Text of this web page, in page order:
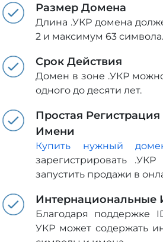
Размер Домена
Длина .УКР домена
2 и максимум 63 символа.
Срок Действия
Домен в зоне .УКР
одного до десяти лет.
Простая
Имени
Купить нужный
зарегистрировать
запустить продажи в
Интернациональные
Благодаря поддержке
УКР может содержать